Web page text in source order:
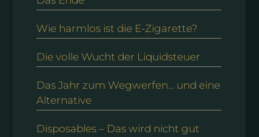
Wie harmlos ist die E-Zigarette?
Die volle Wucht der Liquidsteuer
Das Jahr zum Wegwerfen… und eine
Alternative
Disposables – Das wird nicht gut